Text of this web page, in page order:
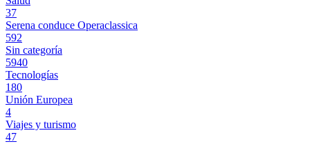
37
Serena conduce Operaclassica
592
Sin categoría
5940
Tecnologías
180
Unión Europea
4
Viajes y turismo
47